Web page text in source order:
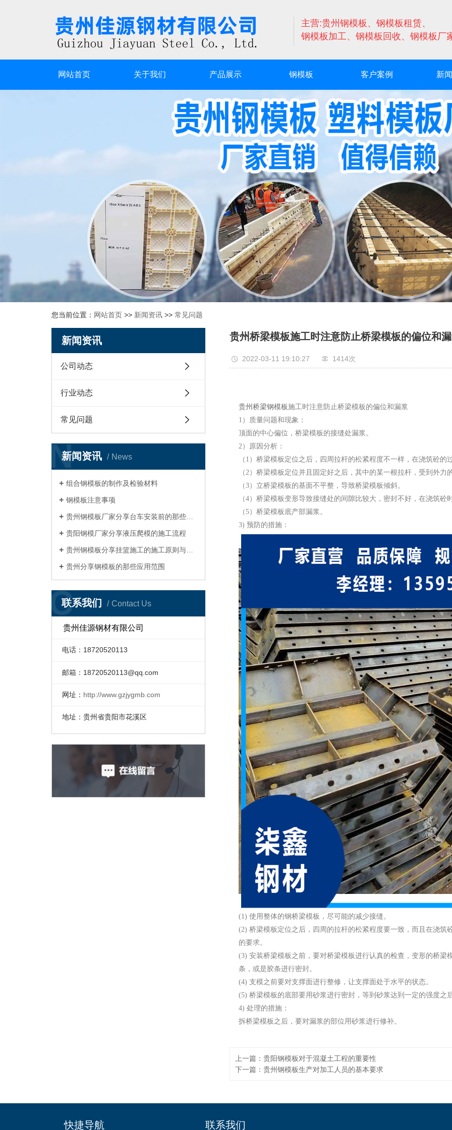
主营:贵州钢模板、钢模板租赁、
钢模板加工、钢模板回收、钢模板厂
网站首页 关于我们 产品展示 钢模板 客户案例 新
您当前位置： 网站首页 >> 新闻资讯 >> 常见问题
新闻资讯
公司动态
行业动态
常见问题
新闻资讯 News
N
组合钢模板的制作及检验材料
钢模板注意事项
贵州钢模板厂家分享台车安装前的那些准备工作
贵阳钢模厂家分享液压爬模的施工流程
贵州钢模板分享挂篮施工的施工原则与注意事项
贵州分享钢模板的那些应用范围
联系我们 Contact Us
C
贵州佳源钢材有限公司
电话：18720520113
邮箱： 18720520113@qq.com
网址： http://www.gzjygmb.com
地址：贵州省贵阳市花溪区
贵州桥梁模板施工时注意防止桥梁模板的偏位和
2022-03-11 19:10:27 1414次
贵州桥梁钢模板施工时注意防止桥梁模板的偏位和漏浆
1 ）质量问题和现象：
顶面的中心偏位，桥梁模板的接缝处漏浆。
2 ）原因分析：
（ 1 ）桥梁模板定位之后，四周拉杆的松紧程度不一样，在浇筑砼的
（ 2 ）桥梁模板定位并且固定好之后，其中的某一根拉杆，受到外力
（3）立桥梁模板的基面不平整，导致桥梁模板倾斜。
（4）桥梁模板变形导致接缝处的间隙比较大，密封不好，在浇筑砼
（ 5）桥梁模板底产部漏浆。
3) 预防的措施：
(1) 使用整体的钢桥梁模板，尽可能的减少接缝。
(2) 桥梁模板定位之后，四周的拉杆的松紧程度要一致，而且在浇
的要求。
(3) 安装桥梁模板之前，要对桥梁模板进行认真的检查，变形的桥梁
条，或是胶条进行密封。
(4) 支模之前要对支撑面进行整修，让支撑面处于水平的状态。
(5) 桥梁模板的底部要用砂浆进行密封，等到砂浆达到一定的强度之
4) 处理的措施：
拆桥梁模板之后，要对漏浆的部位用砂浆进行修补。
上一篇：贵阳钢模板对于混凝土工程的重要性
下一篇：贵州钢模板生产对加工人员的基本要求
快捷导航 联系我们